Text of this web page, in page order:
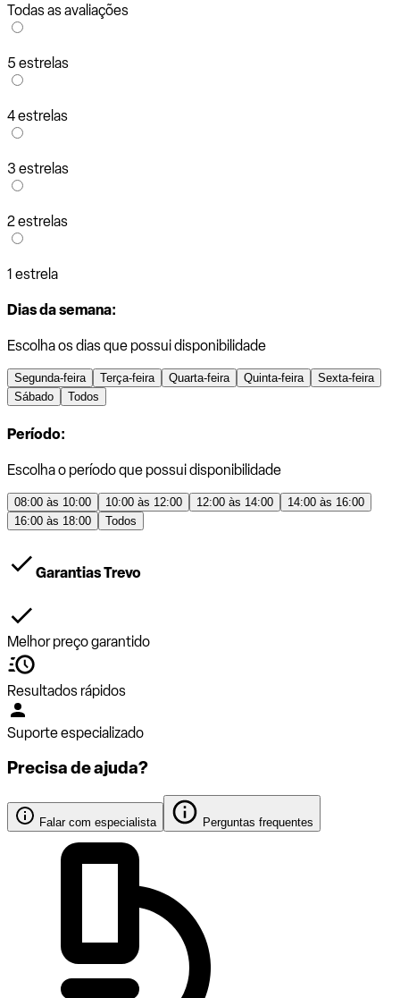
Todas as avaliações
5 estrelas
4 estrelas
3 estrelas
2 estrelas
1 estrela
Dias da semana:
Escolha os dias que possui disponibilidade
Segunda-feira Terça-feira Quarta-feira Quinta-feira
Sexta-feira
Sábado
Todos
Período:
Escolha o período que possui disponibilidade
08:00 às 10:00 10:00 às 12:00 12:00 às 14:00
14:00 às 16:00
16:00 às 18:00
Todos
Garantias Trevo
Melhor preço garantido
Resultados rápidos
Suporte especializado
Precisa de ajuda?
Falar com especialista Perguntas frequentes